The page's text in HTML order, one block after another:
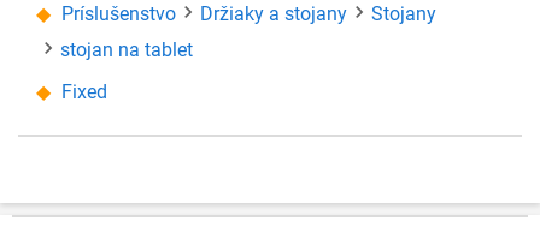
Príslušenstvo Držiaky a stojany
Stojany
stojan na tablet
Fixed